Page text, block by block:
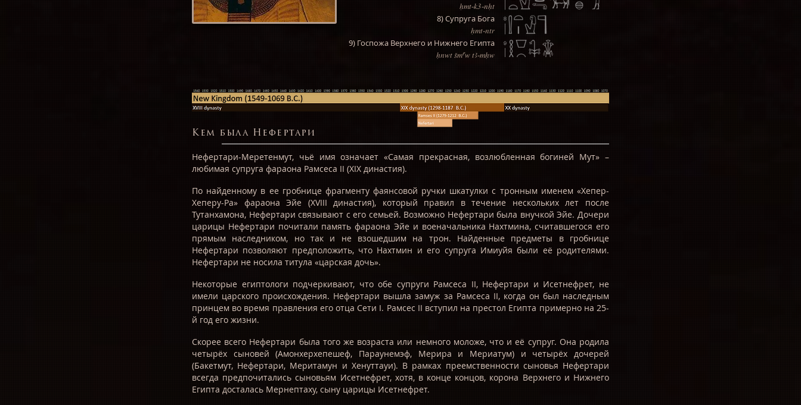
Hmt-k3-nHt
8) Супруга Бога
Hmt-ntr
9) Госпожа Верхнего и Нижнего Египта
Hnwt Smaw tA-mHw
Кем была Нефертари
Нефертари-Меретенмут, чьё имя означает «Самая прекрасная, возлюбленная богиней Мут» –
любимая супруга фараона Рамсеса II (XIX династия).
По найденному в ее гробнице фрагменту фаянсовой ручки шкатулки с тронным именем «Хепер-
Хеперу-Ра» фараона Эйе (XVIII династия), который правил в течение нескольких лет после
Тутанхамона, Нефертари связывают с его семьей. Возможно Нефертари была внучкой Эйе. Дочери
царицы Нефертари почитали память фараона Эйе и военачальника Нахтмина, считавшегося его
прямым наследником, но так и не взошедшим на трон. Найденные предметы в гробнице
Нефертари позволяют предположить, что Нахтмин и его супруга Имиуйя были её родителями.
Нефертари не носила титула «царская дочь».
Некоторые египтологи подчеркивают, что обе супруги Рамсеса II, Нефертари и Исетнефрет, не
имели царского происхождения. Нефертари вышла замуж за Рамсеса II, когда он был наследным
принцем во время правления его отца Сети I. Рамсес II вступил на престол Египта примерно на 25-
й год его жизни.
Скорее всего Нефертари была того же возраста или немного моложе, что и её супруг. Она родила
четырёх сыновей (Амонхерхепешеф, Параунемэф, Мерира и Мериатум) и четырёх дочерей
(Бакетмут, Нефертари, Меритамун и Хенуттауи). В рамках преемственности сыновья Нефертари
всегда предпочитались сыновьям Исетнефрет, хотя, в конце концов, корона Верхнего и Нижнего
Египта досталась Мернептаху, сыну царицы Исетнефрет.